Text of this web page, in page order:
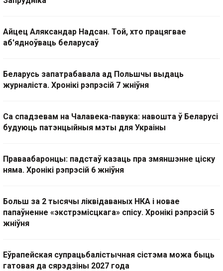
Айцец Аляксандар Надсан. Той, хто працягвае
аб'ядноўваць беларусаў
Беларусь запатрабавала ад Польшчы выдаць
журналіста. Хронікі рэпрэсій 7 жніўня
Са спадзевам на Чалавека-павука: навошта ў Беларусі
будуюць патэнцыйныя мэты для Украіны
Праваабаронцы: падстаў казаць пра змяншэнне ціску
няма. Хронікі рэпрэсій 6 жніўня
Больш за 2 тысячы ліквідаваных НКА і новае
папаўненне «экстрэмісцкага» спісу. Хронікі рэпрэсій 5
жніўня
Еўрапейская супрацьбалістычная сістэма можа быць
гатовая да сярэдзіны 2027 года